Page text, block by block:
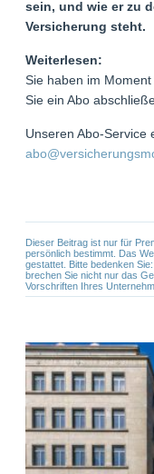
sein, und wie er zu
Versicherung steht.
Weiterlesen:
Sie haben im Moment
Sie ein Abo
Unseren Abo-Service
Dieser Beitrag ist nur für
persönlich bestimmt. Das
gestattet. Bitte bedenken
brechen Sie nicht nur das
Vorschriften Ihres